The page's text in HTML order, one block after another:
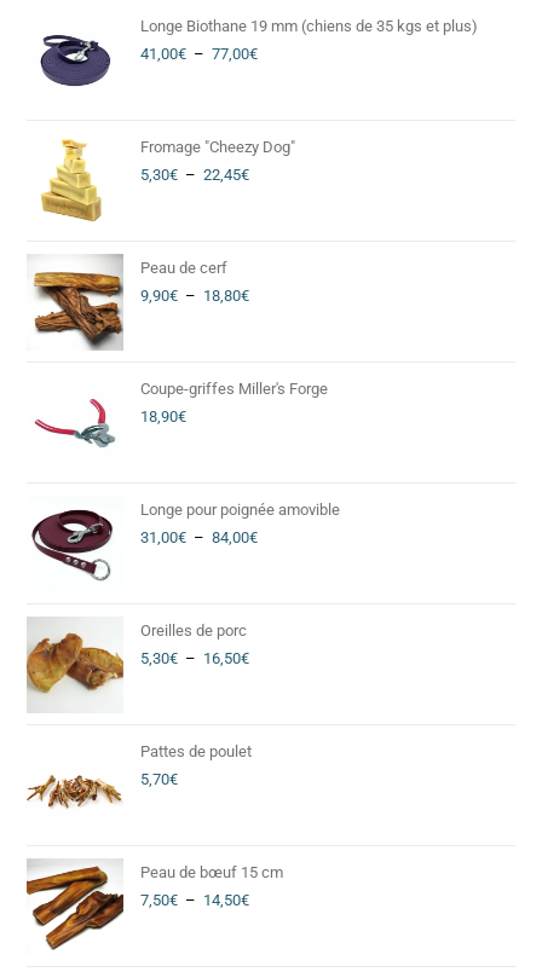
Longe Biothane 19 mm (chiens de 35 kgs et plus)
41,00€ – 77,00€
Fromage "Cheezy Dog"
5,30€ – 22,45€
Peau de cerf
9,90€ – 18,80€
Coupe-griffes Miller's Forge
18,90€
Longe pour poignée amovible
31,00€ – 84,00€
Oreilles de porc
5,30€ – 16,50€
Pattes de poulet
5,70€
Peau de bœuf 15 cm
7,50€ – 14,50€